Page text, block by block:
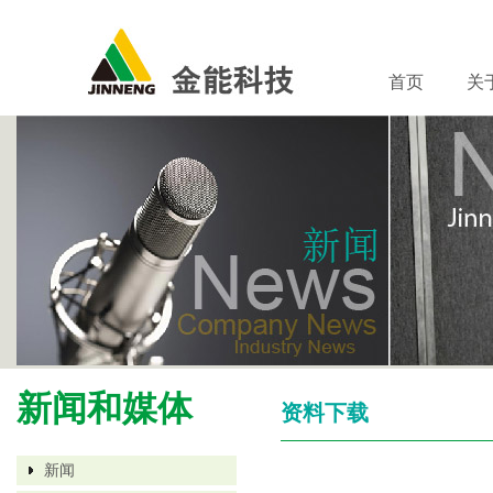
首页 关
新闻和媒体
新闻
资料下载